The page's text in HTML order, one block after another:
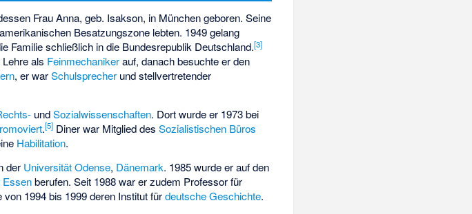
Frau Anna, geb. Isakson, in München geboren. Seine
amerikanischen Besatzungszone lebten. 1949 gelang
Familie schließlich in die Bundesrepublik Deutschland.[3]
als Feinmechanikerauf, danach besuchte er den
, er warSchulsprecher und stellvertretender
undSozialwissenschaften. Dort wurde er 1973 bei
.[5] Diner war Mitglied desSozialistischen Büros
Habilitation.
der Universität Odense, Dänemark. 1985 wurde er auf den
Essenberufen. Seit 1988 war er zudem Professor für
von 1994 bis 1999 deren Institut fürdeutsche Geschichte.